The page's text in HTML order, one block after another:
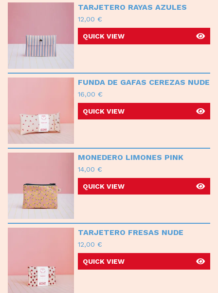
TARJETERO RAYAS AZULES
12,00 €
QUICK VIEW
FUNDA DE GAFAS CEREZAS NUDE
16,00 €
QUICK VIEW
MONEDERO LIMONES PINK
14,00 €
QUICK VIEW
TARJETERO FRESAS NUDE
12,00 €
QUICK VIEW